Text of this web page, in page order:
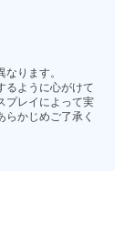
ります。
るように心がけて
プレイによって実
らかじめご了承く